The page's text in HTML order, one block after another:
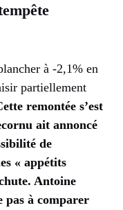
à -2,1% en
partiellement
remontée s’est
ait annoncé
de
« appétits
Antoine
pas à comparer